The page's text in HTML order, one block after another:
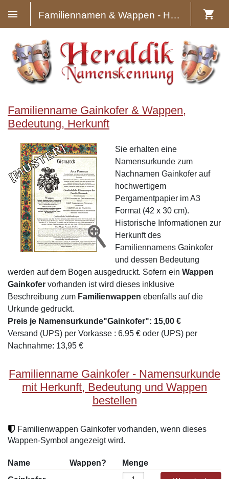
Familiennamen & Wappen - Heraldik
Familienname Gainkofer & Wappen,
Bedeutung, Herkunft
Sie erhalten eine
Namensurkunde zum
Nachnamen Gainkofer auf
hochwertigem
Pergamentpapier im A3
Format (42 x 30 cm).
Historische Informationen zur
Herkunft des
Familiennamens Gainkofer
und dessen Bedeutung
werden auf dem Bogen ausgedruckt. Sofern ein Wappen
Gainkofer vorhanden ist wird dieses inklusive
Beschreibung zum Familienwappen ebenfalls auf die
Urkunde gedruckt.
Preis je Namensurkunde"Gainkofer": 15,00 €
Versand (UPS) per Vorkasse : 6,95 € oder (UPS) per
Nachnahme: 13,95 €
Familienname Gainkofer - Namensurkunde
mit Herkunft, Bedeutung und Wappen
bestellen
Familienwappen Gainkofer vorhanden, wenn dieses
Wappen-Symbol angezeigt wird.
Name Wappen?
Menge